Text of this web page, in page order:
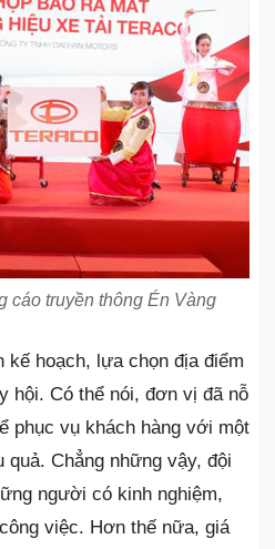
cáo truyền thông Én Vàng
kế hoạch, lựa chọn địa điểm
hội. Có thể nói, đơn vị đã nỗ
phục vụ khách hàng với một
Chẳng những vậy, đội
người có kinh nghiệm,
việc. Hơn thế nữa, giá